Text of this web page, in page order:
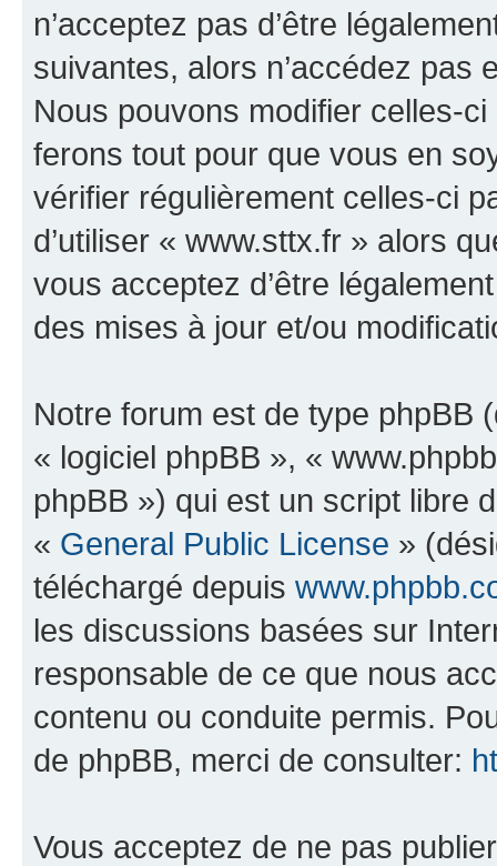
n’acceptez pas d’être
suivantes, alors n’accédez pas
Nous pouvons modifier celles-
ferons tout pour que vous en
vérifier régulièrement celles-ci
d’utiliser « www.sttx.fr » alors
vous acceptez d’être
des mises à jour et/ou
Notre forum est de type phpBB
« logiciel phpBB », «
phpBB ») qui est un script libre
« General Public License »
téléchargé depuis
les discussions basées sur
responsable de ce que nous
contenu ou conduite permis.
de phpBB, merci de consulter:
Vous acceptez de ne pas